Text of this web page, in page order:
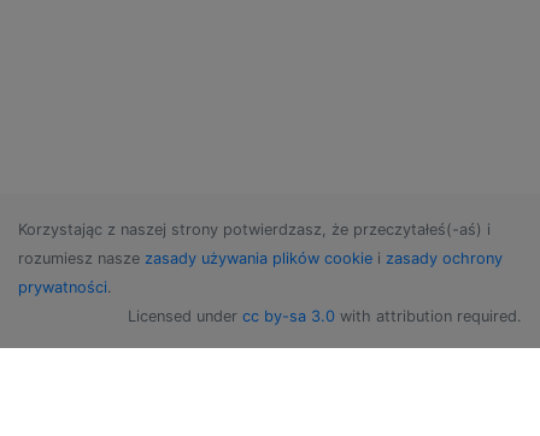
Korzystając z naszej strony potwierdzasz, że przeczytałeś(-aś) i
rozumiesz nasze zasady używania plików cookie i zasady ochrony
prywatności.
Licensed under cc by-sa 3.0 with attribution required.